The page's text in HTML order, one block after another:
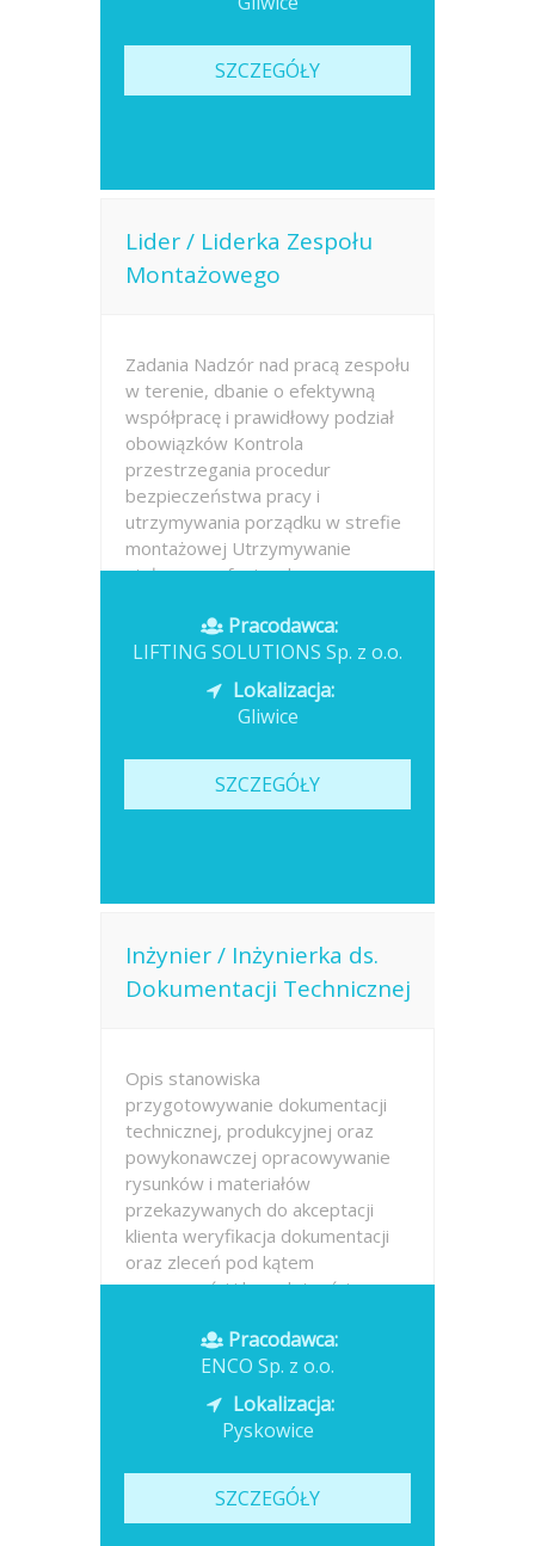
SZCZEGÓŁY
Lider / Liderka Zespołu
Montażowego
Zadania Nadzór nad pracą zespołu
w terenie, dbanie o efektywną
współpracę i prawidłowy podział
obowiązków Kontrola
przestrzegania procedur
bezpieczeństwa pracy i
utrzymywania porządku w strefie
montażowej Utrzymywanie
stałego, profesjonalnego
Opublikowano: dzisiaj
Pracodawca:
LIFTING SOLUTIONS Sp. z o.o.
Lokalizacja:
Gliwice
SZCZEGÓŁY
Inżynier / Inżynierka ds.
Dokumentacji Technicznej
Opis stanowiska
przygotowywanie dokumentacji
technicznej, produkcyjnej oraz
powykonawczej opracowywanie
rysunków i materiałów
przekazywanych do akceptacji
klienta weryfikacja dokumentacji
oraz zleceń pod kątem
poprawności i kompletności
Opublikowano: dzisiaj
Pracodawca:
ENCO Sp. z o.o.
Lokalizacja:
Pyskowice
SZCZEGÓŁY